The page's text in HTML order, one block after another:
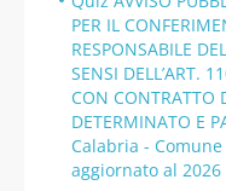
PER IL
RESPONSABILE
SENSI DELL’ART.
CON CONTRATTO
DETERMINATO E
Calabria -
aggiornato al 2026